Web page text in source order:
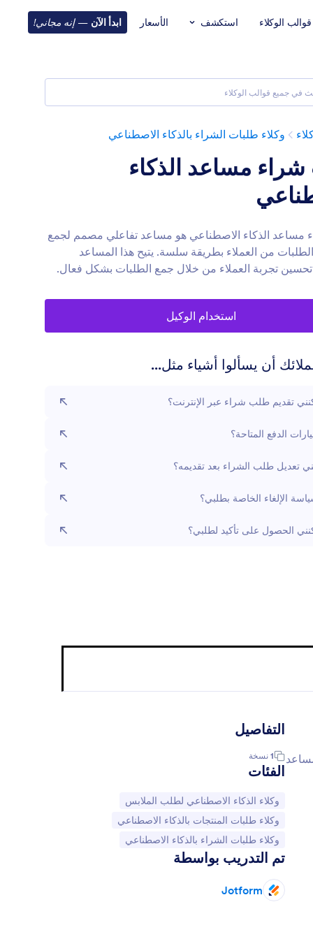
قوالب الوكلاء استكشف الأسعار ابدأ الآن —إنه مجاني!
وكلاء طلبات الشراء بالذكاء الاصطناعي
مساعد الذكاء
الذكاء الاصطناعي هو مساعد تفاعلي مصمم لجمع
من العملاء بطريقة سلسة. يتيح هذا المساعد
تجربة العملاء من خلال جمع الطلبات بشكل فعال.
استخدام الوكيل
أن يسألوا أشياء مثل...
تقديم طلب شراء عبر الإنترنت؟
الدفع المتاحة؟
تعديل طلب الشراء بعد تقديمه؟
الإلغاء الخاصة بطلبي؟
الحصول على تأكيد لطلبي؟
التفاصيل
1 نسخة
الفئات
انتقل إلى الفئة:
وكلاء الذكاء الاصطناعي لطلب الملابس
انتقل إلى الفئة:
وكلاء طلبات المنتجات بالذكاء الاصطناعي
انتقل إلى الفئة:
وكلاء طلبات الشراء بالذكاء الاصطناعي
تم التدريب بواسطة
Jotform